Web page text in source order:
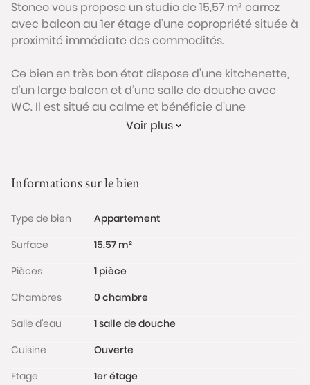
Stoneo vous propose un studio de 15,57 m² carrez
avec balcon au 1er étage d’une copropriété située à
proximité immédiate des commodités.
Ce bien en très bon état dispose d’une kitchenette,
d’un large balcon et d’une salle de douche avec
WC. Il est situé au calme et bénéficie d’une
excellente luminosité grâce à sa baie vitrée
Copropriété bien tenue avec gardien. Emplacement
et future ligne 15 à Pont de Sèvres) et des nombreux
commerces.
134€/an
Les informations sur les risques auxquels ce bien est
exposé sont disponibles sur le site
www.georisques.gouv.fr
Voir plus
Informations sur le bien
Type de bien
Appartement
Surface
15.57 m²
Pièces
1 pièce
Chambres
0 chambre
Salle d'eau
1 salle de douche
Cuisine
Ouverte
Etage
1er étage